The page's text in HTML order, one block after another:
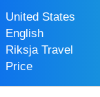
United States
English
Riksja Travel
Price